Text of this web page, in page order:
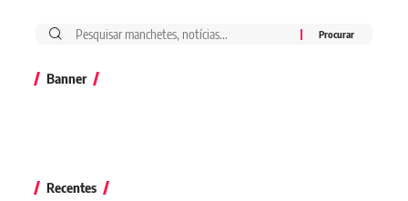
Banner
Recentes